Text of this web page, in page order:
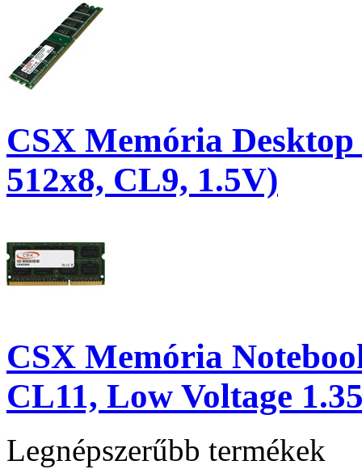
CSX Memória
512x8, CL9, 1.5V)
CSX Memória
CL11, Low Voltage
Legnépszerűbb termékek